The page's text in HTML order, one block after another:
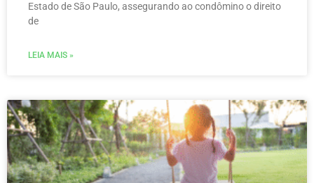
Estado de São Paulo, assegurando ao condômino o direito
de
LEIA MAIS »